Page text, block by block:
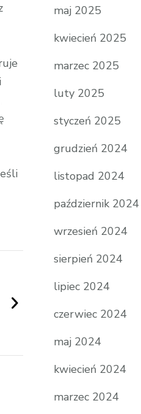
maj 2025
kwiecień 2025
marzec 2025
luty 2025
styczeń 2025
grudzień 2024
listopad 2024
październik 2024
wrzesień 2024
sierpień 2024
lipiec 2024
czerwiec 2024
maj 2024
kwiecień 2024
marzec 2024